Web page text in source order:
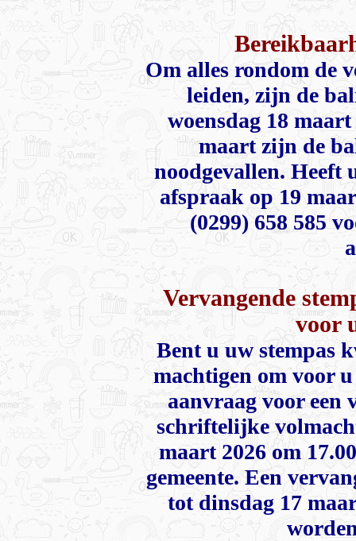
Om alles rondom de
leiden, zijn de
woensdag 18
maart zijn de
noodgevallen. Heeft
afspraak op 19
(0299) 658 585
Vervangende
voor
Bent u uw stempas
machtigen om voor
aanvraag voor een
schriftelijke
maart 2026 om
gemeente. Een
tot dinsdag 17